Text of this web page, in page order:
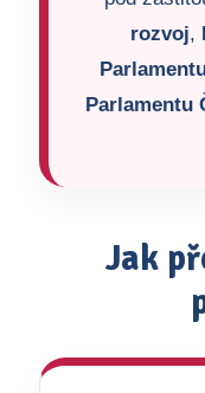
rozvoj,
Parlamentu
Jak